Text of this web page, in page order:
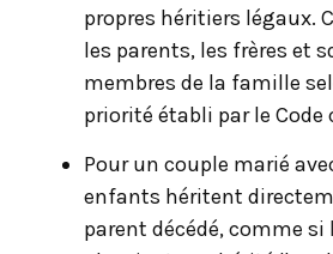
propres héritiers légaux.
les parents, les frères et
membres de la famille
priorité établi par le Code
Pour un couple marié
enfants héritent
parent décédé, comme si